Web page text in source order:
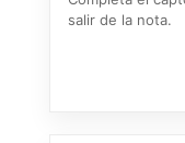
salir de la nota.